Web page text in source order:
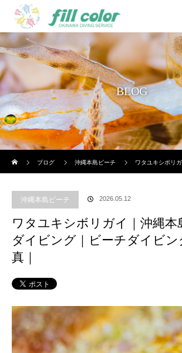
BLOG
ブログ
沖縄本島ビーチ ワタユキシボリ
沖縄本島ビーチ 2026.05.12
ワタユキシボリガイ｜沖縄本
ダイビング｜ビーチダイビン
真｜